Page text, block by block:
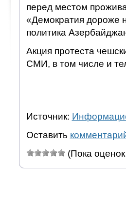
перед местом
«Демократия дороже
политика
Акция протеста
СМИ, в том числе и
Источник:
Оставить
(Пока оценок